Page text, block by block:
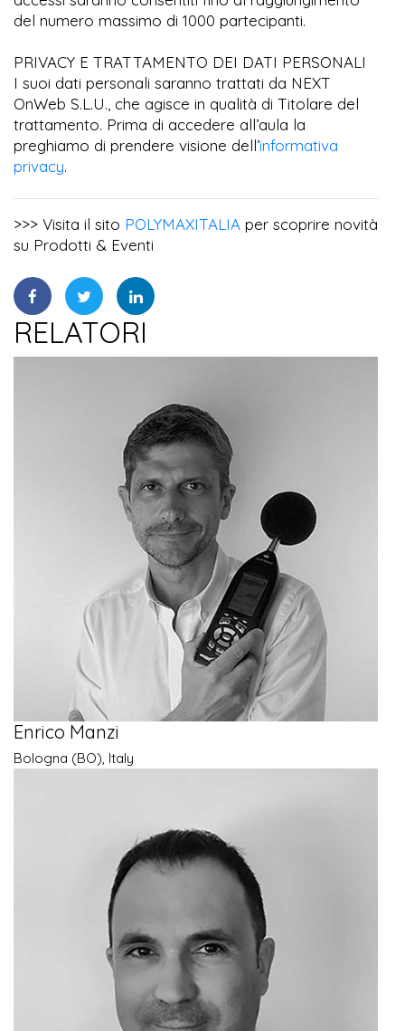
del numero massimo di 1000 partecipanti.
PRIVACY E TRATTAMENTO DEI DATI PERSONALI
I suoi dati personali saranno trattati da NEXT
OnWeb S.L.U., che agisce in qualità di Titolare del
trattamento. Prima di accedere all’aula la
preghiamo di prendere visione dell’informativa
privacy.
>>> Visita il sito POLYMAXITALIA per scoprire novità
su Prodotti & Eventi
RELATORI
Enrico Manzi
Bologna (BO), Italy